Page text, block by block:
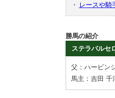
・
レースや騎
勝馬の紹介
ステラバルセ
父：ハービン
馬主：吉田 千